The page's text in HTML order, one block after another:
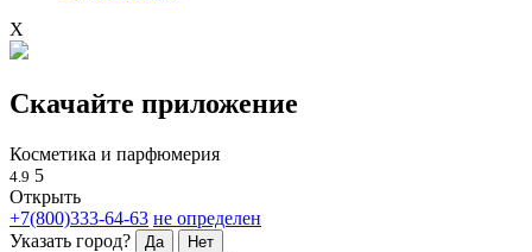
X
Скачайте приложение
Косметика и парфюмерия
4.9 5
Открыть
+7(800)333-64-63 не определен
Указать город?
Да Нет